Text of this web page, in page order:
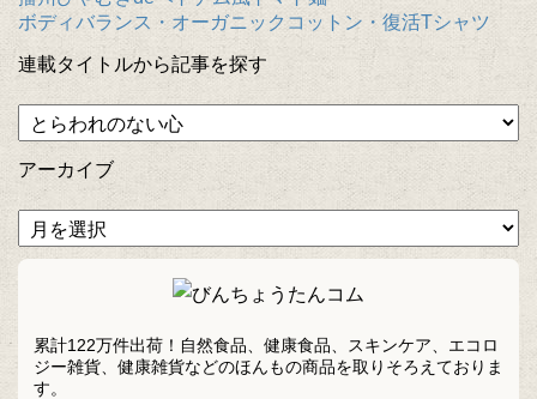
ボディバランス・オーガニックコットン・復活Tシャツ
連載タイトルから記事を探す
アーカイブ
累計122万件出荷！自然食品、健康食品、スキンケア、エコロ
ジー雑貨、健康雑貨などのほんもの商品を取りそろえておりま
す。